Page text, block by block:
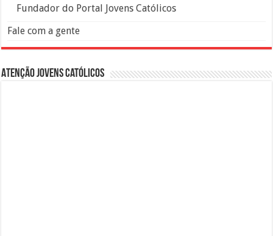
Fundador do Portal Jovens Católicos
Fale com a gente
Atenção Jovens Católicos